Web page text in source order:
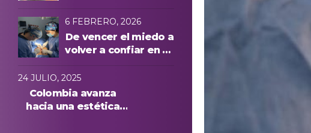
experiencia cuidada
de principio a fin
6 FEBRERO, 2026
De vencer el miedo a
volver a confiar en su
internacional en
Medellín
24 JULIO, 2025
Colombia avanza
hacia una estética